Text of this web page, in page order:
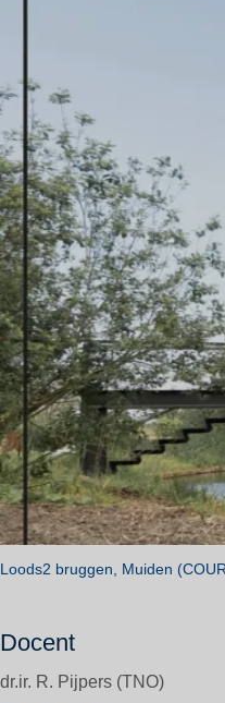
Loods2 bruggen, Muiden
Docent
dr.ir. R. Pijpers (TNO)